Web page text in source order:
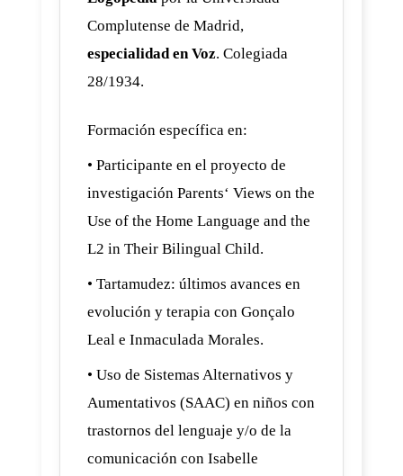
Complutense de Madrid,
especialidad en Voz. Colegiada
28/1934.
Formación específica en:
• Participante en el proyecto de
investigación Parents‘ Views on the
Use of the Home Language and the
L2 in Their Bilingual Child.
• Tartamudez: últimos avances en
evolución y terapia con Gonçalo
Leal e Inmaculada Morales.
• Uso de Sistemas Alternativos y
Aumentativos (SAAC) en niños con
trastornos del lenguaje y/o de la
comunicación con Isabelle